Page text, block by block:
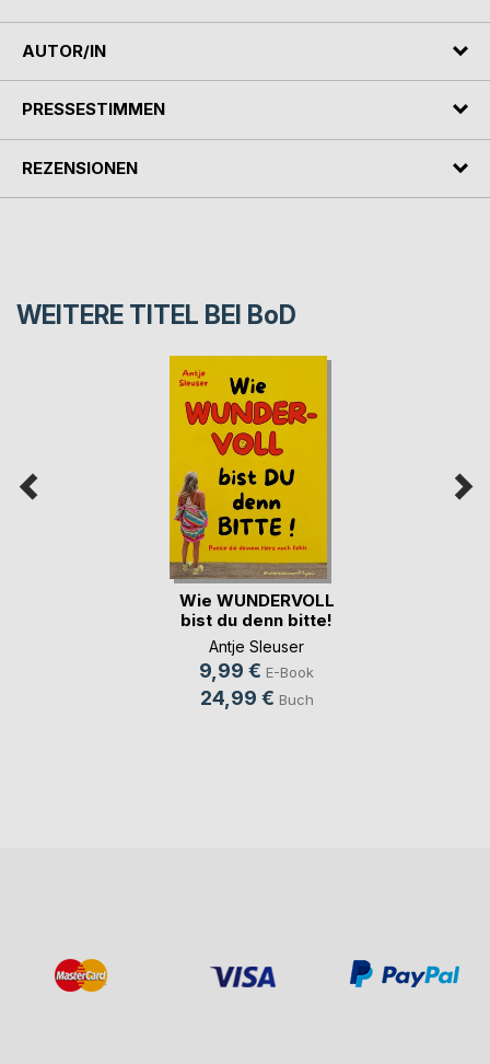
AUTOR/IN
PRESSESTIMMEN
REZENSIONEN
WEITERE TITEL BEI BoD
Wie WUNDERVOLL
bist du denn bitte!
Antje Sleuser
9,99 € E-Book
24,99 € Buch